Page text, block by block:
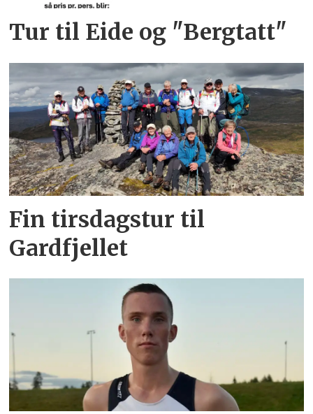
Tur til Eide og "Bergtatt"
Fin tirsdagstur til
Gardfjellet